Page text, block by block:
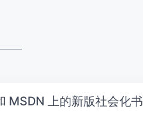
MSDN 上的新版社会化书